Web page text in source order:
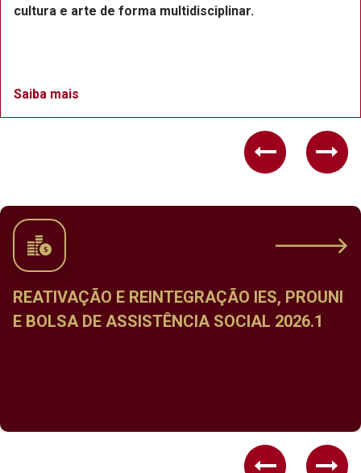
ou voluntários.
Previous
CALENDÁRIO DE
DISCIPLINAS DO PERÍODO
IES, PROUNI
2026.1